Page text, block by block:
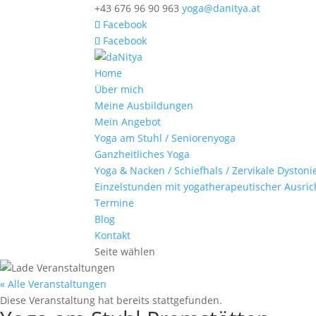
+43 676 96 90 963 yoga@danitya.at
Facebook
Facebook
Home
Über mich
Meine Ausbildungen
Mein Angebot
Yoga am Stuhl / Seniorenyoga
Ganzheitliches Yoga
Yoga & Nacken / Schiefhals / Zervikale
Einzelstunden mit yogatherapeutischer
Termine
Blog
Kontakt
Seite wählen
« Alle Veranstaltungen
Diese Veranstaltung hat bereits stattgefunden.